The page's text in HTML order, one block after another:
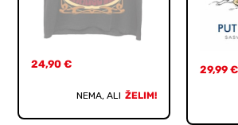
24,90€
NEMA, ALI ŽELIM!
29,99 €